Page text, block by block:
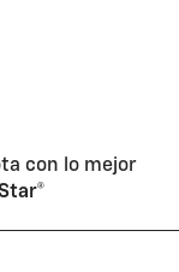
con lo mejor